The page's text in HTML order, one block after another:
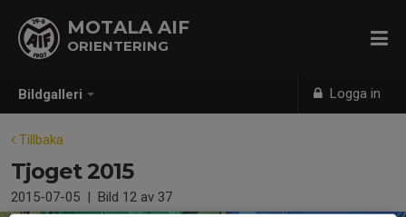
Bildgalleri Logga in
MOTALA AIF
ORIENTERING
Tillbaka
Tjoget 2015
2015-07-05 | Bild 12 av 37